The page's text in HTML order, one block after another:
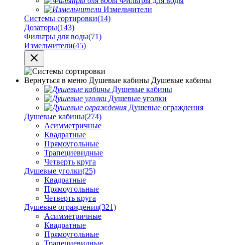
Измельчители
Системы сортировки(14)
Дозаторы(143)
Фильтры для воды(71)
Измельчители(45)
Вернуться в меню Душевые кабины Душевые кабины
Душевые кабины
Душевые уголки
Душевые ограждения
Душевые кабины(274)
Асимметричные
Квадратные
Прямоугольные
Трапециевидные
Четверть круга
Душевые уголки(25)
Квадратные
Прямоугольные
Четверть круга
Душевые ограждения(321)
Асимметричные
Квадратные
Прямоугольные
Трапециевидные